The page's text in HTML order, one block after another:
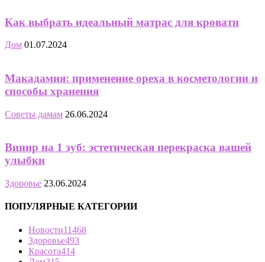
Как выбрать идеальный матрас для кровати
Дом 01.07.2024
Макадамия: применение ореха в косметологии и
способы хранения
Советы дамам 26.06.2024
Винир на 1 зуб: эстетическая перекраска вашей
улыбки
Здоровье 23.06.2024
ПОПУЛЯРНЫЕ КАТЕГОРИИ
Новости11468
Здоровье493
Красота414